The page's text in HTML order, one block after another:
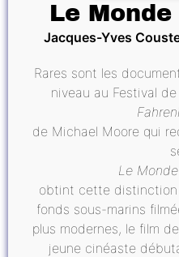
Le
Jacques-Yves
Rares sont les
niveau au Festival
de Michael Moore qui
Le
obtint cette distinction
fonds sous-marins
plus modernes, le film
jeune cinéaste